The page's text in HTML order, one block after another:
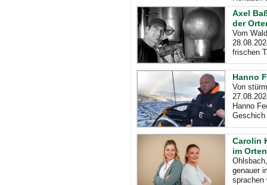
Axel
der
Vom
frischen
Hanno
Von
Hanno
Geschich
Carolin
im
genauer
sprachen